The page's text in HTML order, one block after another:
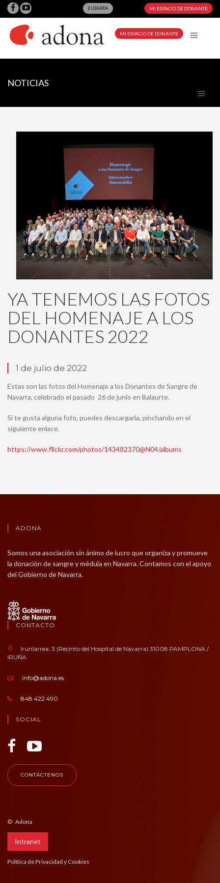
EUSKARA MI ESPACIO DE DONANTE
MI ESPACIO DE DONANTE
NOTICIAS
YA TENEMOS LAS FOTOS
DEL HOMENAJE A LOS
DONANTES 2022
1 de julio de 2022
Estas son las fotos del Homenaje a los Donantes de Sangre de
Navarra, celebrado el pasado 26 de junio en Balaurte.
Si te gusta alguna foto, puedes descargarla, pinchando en el
siguiente enlace.
https://www.flickr.com/photos/143482370@N04/albums
ADONA
Somos una asociación sin ánimo de lucro que organiza y promueve
la donación de sangre y médula en Navarra. Contamos con el apoyo
del Gobierno de Navarra.
CONTACTO
Irunlarrea, 3 (Recinto del Hospital de Navarra) 31008 PAMPLONA /
IRUÑA
info@adona.es
848 422 490
SOCIAL
CONTÁCTENOS
© Adona
Intranet
Política de Privacidad y Cookies